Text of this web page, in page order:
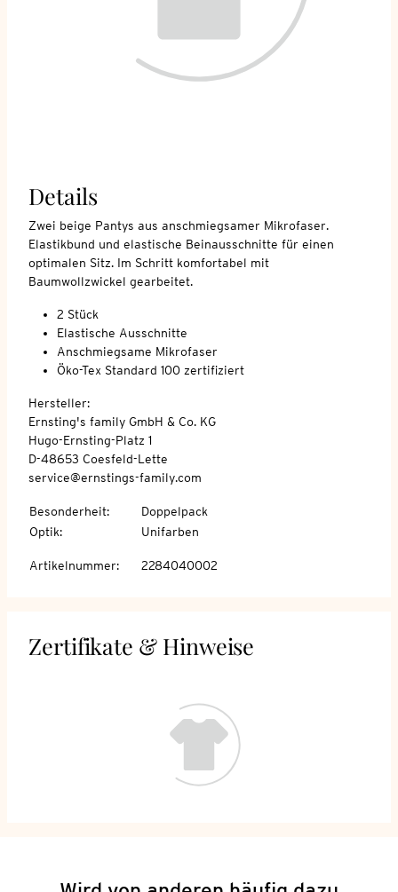
Details
Zwei beige Pantys aus anschmiegsamer Mikrofaser.
Elastikbund und elastische Beinausschnitte für einen
optimalen Sitz. Im Schritt komfortabel mit
Baumwollzwickel gearbeitet.
2 Stück
Elastische Ausschnitte
Anschmiegsame Mikrofaser
Öko-Tex Standard 100 zertifiziert
Hersteller:
Ernsting's family GmbH & Co. KG
Hugo-Ernsting-Platz 1
D-48653 Coesfeld-Lette
service@ernstings-family.com
Besonderheit:
Doppelpack
Optik: Unifarben
Artikelnummer: 2284040002
Zertifikate & Hinweise